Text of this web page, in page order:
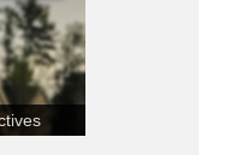
et du
disciplines telles
la dermatologie, la